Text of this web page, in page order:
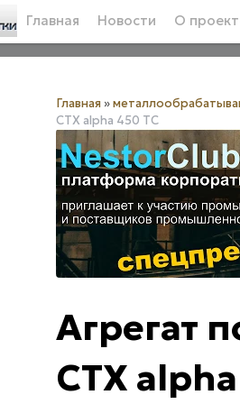
Главная Новости О
Главная »
CTX alpha 450 TC
Агрегат
CTX